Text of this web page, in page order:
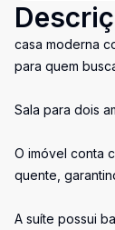
casa moderna
para quem
Sala para dois
O imóvel conta
quente,
A suíte possui